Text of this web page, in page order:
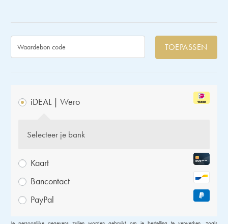
TOEPASSEN
iDEAL | Wero
Selecteer je bank
Kaart
Bancontact
PayPal